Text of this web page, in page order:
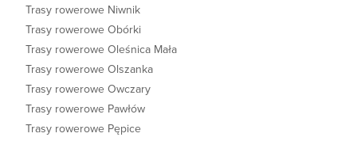
Trasy rowerowe Niwnik
Trasy rowerowe Obórki
Trasy rowerowe Oleśnica Mała
Trasy rowerowe Olszanka
Trasy rowerowe Owczary
Trasy rowerowe Pawłów
Trasy rowerowe Pępice